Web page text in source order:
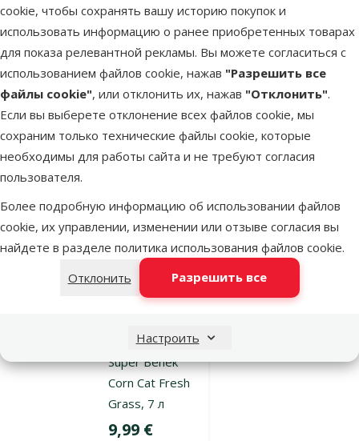
cookie, чтобы сохранять вашу историю покупок и
использовать информацию о ранее приобретенных товарах
для показа релевантной рекламы. Вы можете согласиться с
использованием файлов cookie, нажав "Разрешить все
файлы cookie", или отклонить их, нажав "Отклонить".
Если вы выберете отклонение всех файлов cookie, мы
сохраним только технические файлы cookie, которые
необходимы для работы сайта и не требуют согласия
пользователя.
Более подробную информацию об использовании файлов
cookie, их управлении, изменении или отзыве согласия вы
найдете в разделе политика использования файлов cookie.
Отклонить
Разрешить все
Настроить
Super Pinio
Kruszon
Natural 7 л
Исходная цена
9,99 €
Цена
7,98 € -20 %
🛍️
В корзину
Кукурузный
наполнитель
туалета –
Super Benek
Corn Cat Fresh
Grass, 7 л
Оценка 0%
Цена
9,99 €